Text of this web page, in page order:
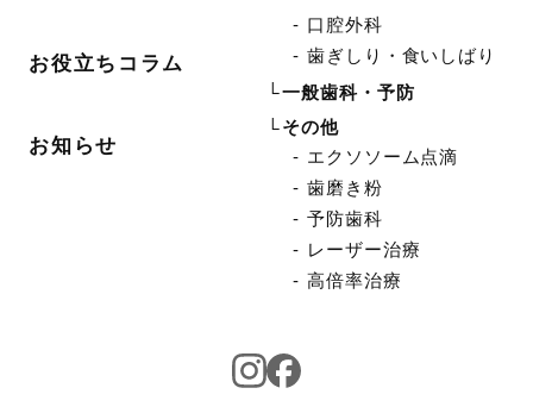
お役立ちコラム
お知らせ
口腔外科
歯ぎしり・食いしばり
一般歯科・予防
その他
エクソソーム点滴
歯磨き粉
予防歯科
レーザー治療
高倍率治療